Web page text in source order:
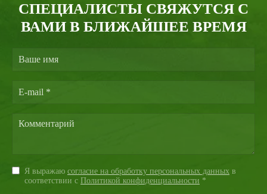
СПЕЦИАЛИСТЫ СВЯЖУТСЯ С
ВАМИ В БЛИЖАЙШЕЕ ВРЕМЯ
Я выражаю согласие на обработку персональных данных в
соответствии с Политикой конфиденциальности *